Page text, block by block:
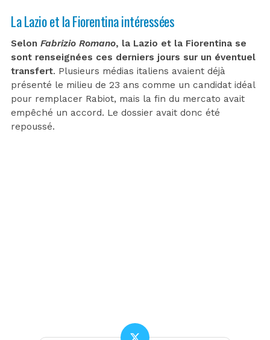
La Lazio et la Fiorentina intéressées
Selon Fabrizio Romano, la Lazio et la Fiorentina se
sont renseignées ces derniers jours sur un éventuel
transfert. Plusieurs médias italiens avaient déjà
présenté le milieu de 23 ans comme un candidat idéal
pour remplacer Rabiot, mais la fin du mercato avait
empêché un accord. Le dossier avait donc été
repoussé.